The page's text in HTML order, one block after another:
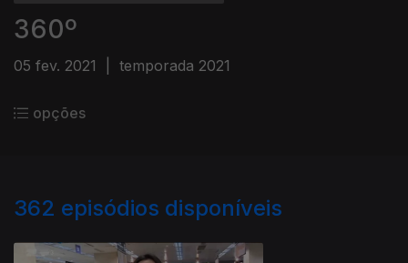
360º
05 fev. 2021 temporada 2021
opções
362 episódios disponíveis